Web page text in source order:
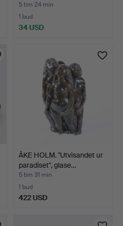
5 tim 24 min
1 bud
34 USD
ÅKE HOLM. "Utvisandet ur
paradiset", glase…
5 tim 31 min
1 bud
422 USD